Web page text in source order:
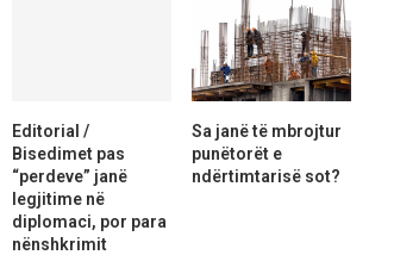
Editorial /
Bisedimet pas
“perdeve” janë
legjitime në
diplomaci, por para
nënshkrimit
Sa janë të mbrojtur
punëtorët e
ndërtimtarisë sot?